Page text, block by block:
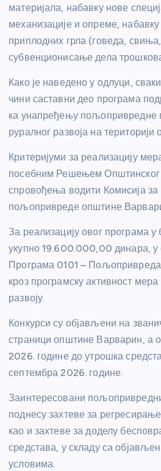
материјала, набавку нове
механизације и опреме, набавку
приплодних грла (говеда,
субвенционисање дела
Како је наведено у одлуци,
чини саставни део програма
ка унапређењу пољопривредне
руралног развоја на територији
Критеријуми за реализацију
посебним Решењем Општинског
спровођења водити Комисија
пољопривреде општине
За реализацију овог програма
укупно 19.600.000,00 динара, у
Програма 0101 – Пољопривреда
кроз програмску активност
развоју.
Конкурси су објављени на
страници општине Варварин, а
2026. године до утрошка
септембра 2026. године.
Заинтересовани
поднесу захтеве за
као и захтеве за доделу
средстава, у складу са
условима.